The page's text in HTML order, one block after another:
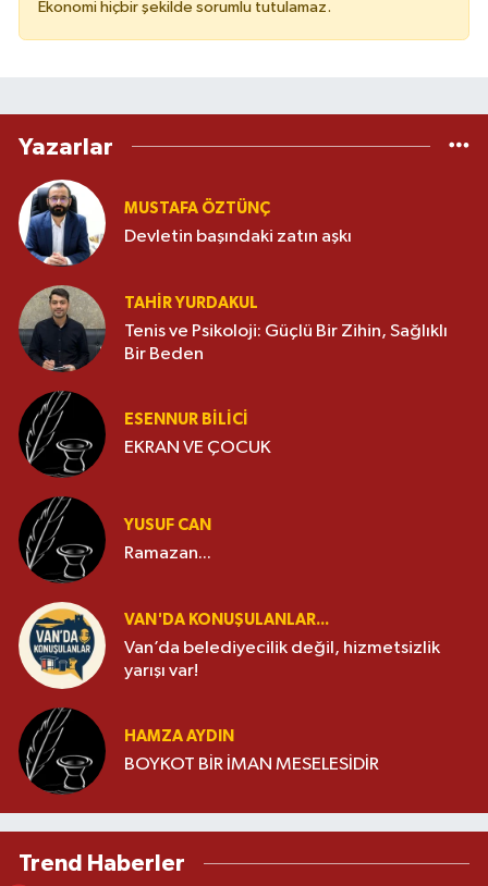
Ekonomi hiçbir şekilde sorumlu tutulamaz.
Yazarlar
MUSTAFA ÖZTÜNÇ
Devletin başındaki zatın aşkı
TAHIR YURDAKUL
Tenis ve Psikoloji: Güçlü Bir Zihin, Sağlıklı
Bir Beden
ESENNUR BİLİCİ
EKRAN VE ÇOCUK
YUSUF CAN
Ramazan...
VAN'DA KONUŞULANLAR...
Van’da belediyecilik değil, hizmetsizlik
yarışı var!
HAMZA AYDIN
BOYKOT BİR İMAN MESELESİDİR
Trend Haberler